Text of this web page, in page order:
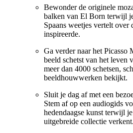
Bewonder de originele
balken van El Born terwijl
Spaans weetjes vertelt over
inspireerde.
Ga verder naar het Picasso
beeld schetst van het leven
meer dan 4000 schetsen,
beeldhouwwerken bekijkt.
Sluit je dag af met een
Stem af op een audiogids
hedendaagse kunst terwijl
uitgebreide collectie verkent.